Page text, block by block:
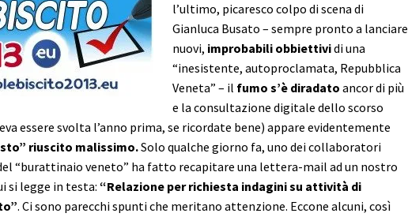
l’ultimo, picaresco colpo di scena di
Gianluca Busato – sempre pronto a lanciare
nuovi, improbabili obbiettividi una
“inesistente, autoproclamata, Repubblica
Veneta” – il fumo s’è diradato ancor di più
e la consultazione digitale dello scorso
essere svolta l’anno prima, se ricordate bene) appare evidentemente
riuscito malissimo.Solo qualche giorno fa, uno dei collaboratori
“burattinaio veneto” ha fatto recapitare una lettera-mail ad un nostro
si legge in testa:“Relazione per richiesta indagini su attività di
. Ci sono parecchi spunti che meritano attenzione. Eccone alcuni, così